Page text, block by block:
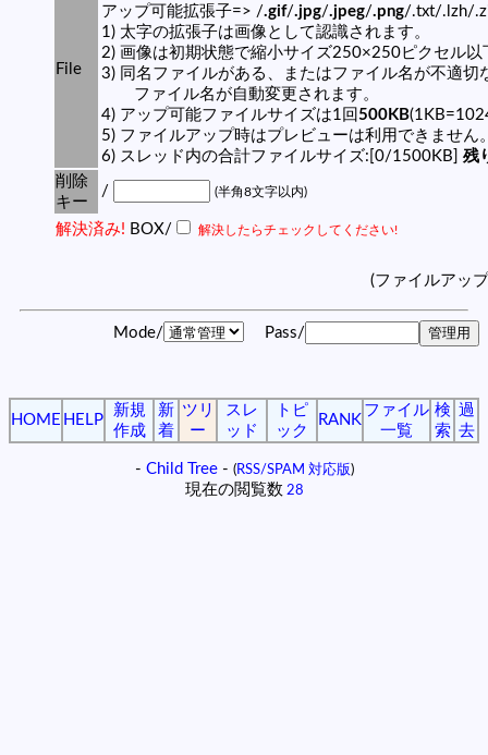
File
アップ可能拡張子=> /.gif/.jpg/.jpeg/.png/.txt/.lzh/
1) 太字の拡張子は画像として認識されます。
2) 画像は初期状態で縮小サイズ250×250ピクセル以
3) 同名ファイルがある、またはファイル名が不適切
ファイル名が自動変更されます。
4) アップ可能ファイルサイズは1回 500KB
5) ファイルアップ時はプレビューは利用できません
6) スレッド内の合計ファイルサイズ:[0/1500KB] 残
削除
キー
/ (半角8文字以内)
解決済み! BOX/ 解決したらチェックしてください!
(ファイルアッ
Mode/ Pass/
HOME HELP
新規
作成
新
着
ツリ
ー
スレ
ッド
トピ
ック
RANK
ファイル
一覧
検
索
過
去
- Child Tree- (RSS/SPAM 対応版)
現在の閲覧数 28